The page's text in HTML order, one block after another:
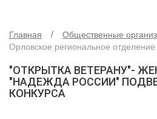
ДЕПУТАТСКАЯ ВЕРТИКАЛЬ
ОРЛОВСКИЙ ГОРОДСКОЙ
ДЕПУТАТЫ ОРГАНОВ
Главная Общественные
Орловское региональное
"ОТКРЫТКА ВЕТЕРАНУ"-
"НАДЕЖДА РОССИИ"
КОНКУРСА